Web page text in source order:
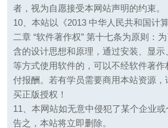
者，视为自愿接受本网站声明的约束。
10、本站以《2013 中华人民共和国计
二章 “软件著作权” 第十七条为原则：
含的设计思想和原理，通过安装、显
等方式使用软件的，可以不经软件著
付报酬。若有学员需要商用本站资源
买正版授权！
11、本网站如无意中侵犯了某个企业
告之，本站将立即删除。